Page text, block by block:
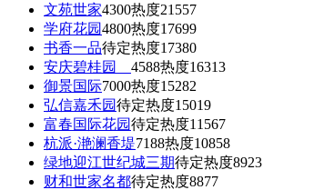
文苑世家4300热度21557
学府花园4800热度17699
书香一品待定热度17380
安庆碧桂园 4588热度16313
御景国际7000热度15282
弘信嘉禾园待定热度15019
富春国际花园待定热度11567
杭派·滟澜香堤7188热度10858
绿地迎江世纪城三期待定热度8923
财和世家名都待定热度8877